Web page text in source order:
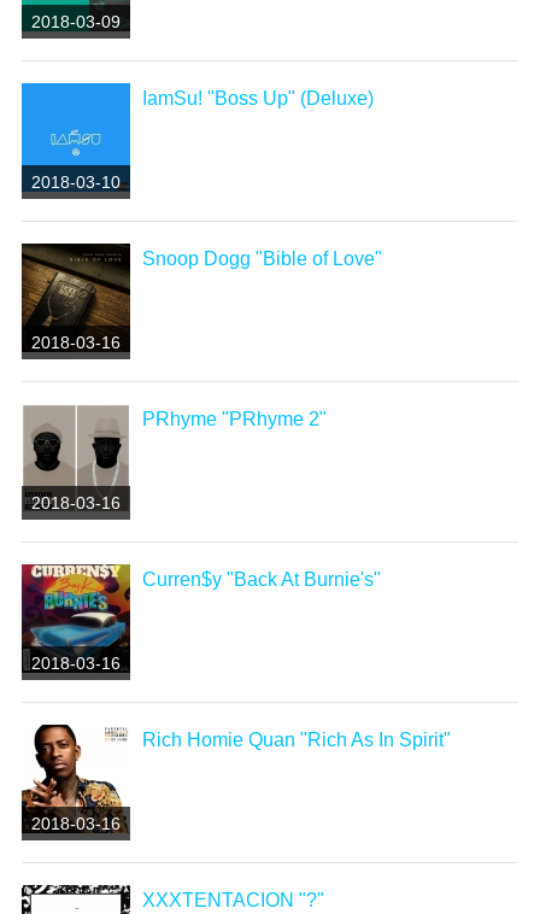
2018-03-09
2018-03-10
IamSu! "Boss Up" (Deluxe)
2018-03-16
Snoop Dogg "Bible of Love"
2018-03-16
PRhyme "PRhyme 2"
2018-03-16
Curren$y "Back At Burnie's"
2018-03-16
Rich Homie Quan "Rich As In Spirit"
XXXTENTACION "?"